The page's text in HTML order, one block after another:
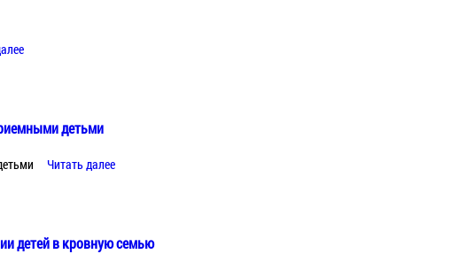
детьми
Читать далее
детей в кровную семью